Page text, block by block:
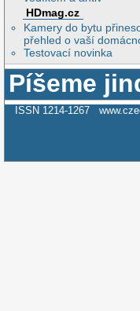
HDmag.cz
Kamery do bytu
přehled o vaší
Testovací novinka
Píšeme
ISSN 1214-1267